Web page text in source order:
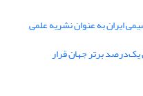
ایران به عنوان نشریه علمی
یک‌درصد برتر جهان قرار